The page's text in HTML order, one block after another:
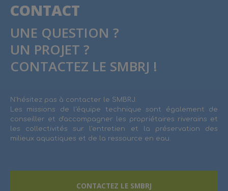
CONTACT
UNE QUESTION ?
UN PROJET ?
CONTACTEZ LE SMBRJ !
N'hésitez pas à contacter le SMBRJ.
Les missions de l'équipe technique sont également de
conseiller et d'accompagner les propriétaires riverains et
les collectivités sur l'entretien et la préservation des
milieux aquatiques et de la ressource en eau.
CONTACTEZ LE SMBRJ